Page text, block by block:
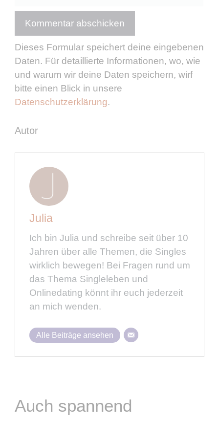
Dieses Formular speichert deine eingebenen
Daten. Für detaillierte Informationen, wo, wie
und warum wir deine Daten speichern, wirf
bitte einen Blick in unsere
Datenschutzerklärung.
Autor
Julia
Ich bin Julia und schreibe seit über 10
Jahren über alle Themen, die Singles
wirklich bewegen! Bei Fragen rund um
das Thema Singleleben und
Onlinedating könnt ihr euch jederzeit
an mich wenden.
Alle Beiträge ansehen
Auch spannend